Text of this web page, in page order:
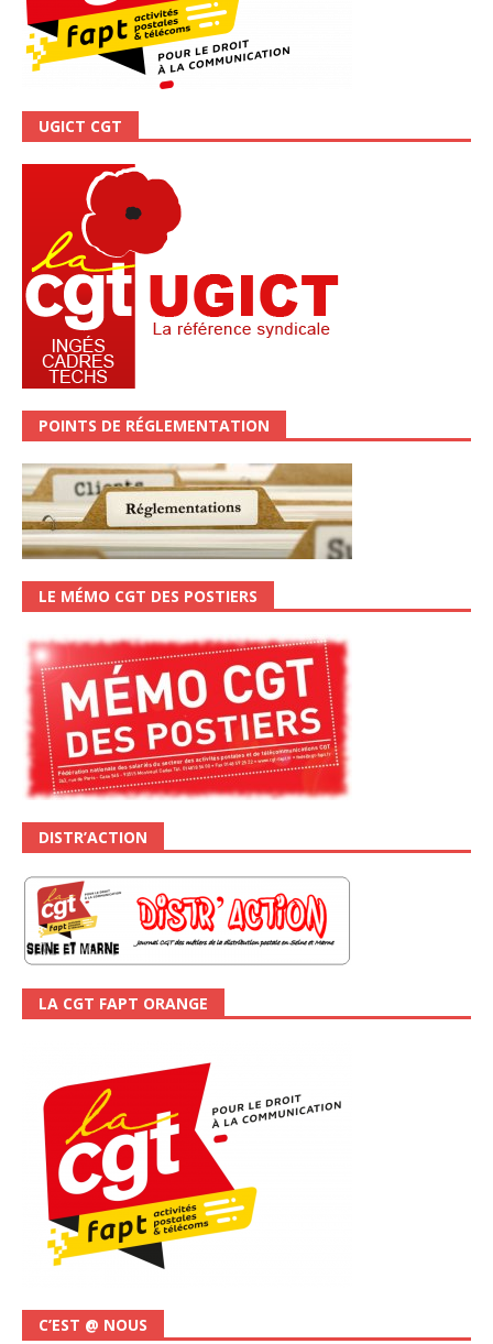
UGICT CGT
POINTS DE RÉGLEMENTATION
LE MÉMO CGT DES POSTIERS
DISTR’ACTION
LA CGT FAPT ORANGE
C’EST @ NOUS